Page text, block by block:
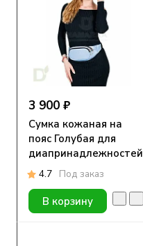
3 900 ₽
Сумка кожаная на
пояс Голубая для
диапринадлежностей
4.7 Под заказ
В корзину